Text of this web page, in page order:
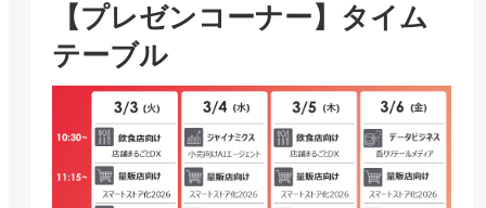
【プレゼンコーナー】タイム
テーブル